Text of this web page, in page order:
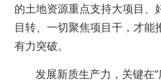
的土地资源重点支持大项目、
目转、一切聚焦项目干，才能
有力突破。
发展新质生产力，关键在